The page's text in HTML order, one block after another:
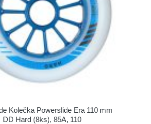
Kolečka Powerslide Era 110 mm
DD Hard (8ks), 85A, 110